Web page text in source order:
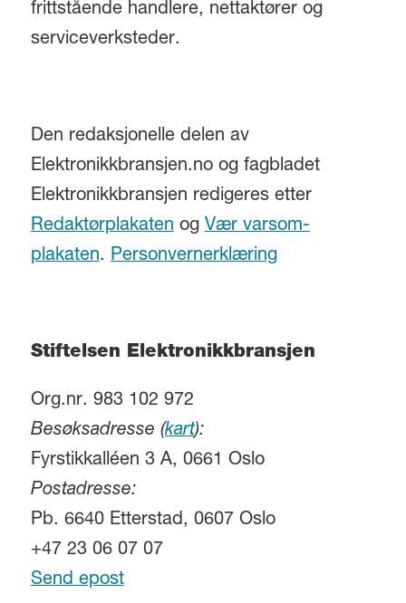
frittstående handlere, nettaktører og
serviceverksteder.
Den redaksjonelle delen av
Elektronikkbransjen.no og fagbladet
Elektronikkbransjen redigeres etter
Redaktørplakaten og Vær varsom-
plakaten. Personvernerklæring
Stiftelsen Elektronikkbransjen
Org.nr. 983 102 972
Besøksadresse (kart):
Fyrstikkalléen 3 A, 0661 Oslo
Postadresse:
Pb. 6640 Etterstad, 0607 Oslo
+47 23 06 07 07
Send epost